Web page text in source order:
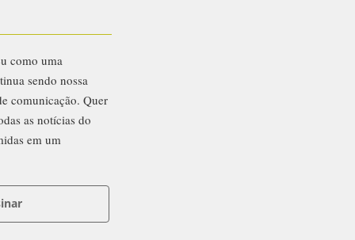
como uma
sendo nossa
comunicação. Quer
as notícias do
em um